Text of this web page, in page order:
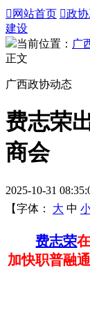
 网站首页 政
建设
当前位置： 广
正文
广西政协动态
费志荣
商会
2025-10-31
【字体：
大 中
费志荣
加快职普融